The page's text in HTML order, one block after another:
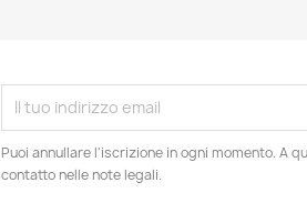
Puoi annullare l'iscrizione in ogni momento. A
contatto nelle note legali.